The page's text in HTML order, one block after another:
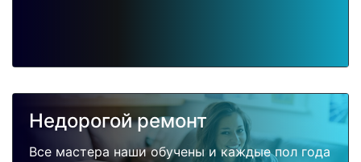
Недорогой ремонт
Все мастера наши обучены и каждые пол года